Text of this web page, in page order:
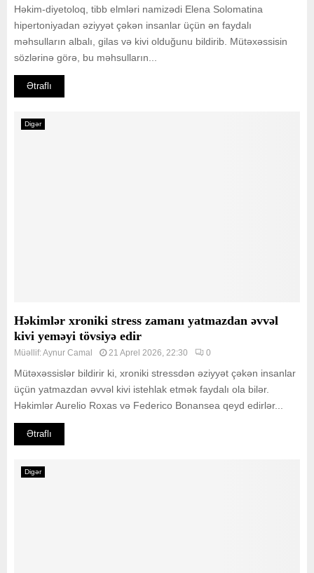
Həkim-diyetoloq, tibb elmləri namizədi Elena Solomatina
hipertoniyadan əziyyət çəkən insanlar üçün ən faydalı
məhsulların albalı, gilas və kivi olduğunu bildirib. Mütəxəssisin
sözlərinə görə, bu məhsulların...
Ətraflı
Digər
Həkimlər xroniki stress zamanı yatmazdan əvvəl
kivi yeməyi tövsiyə edir
Müəllif:Aynur Camal 21 Aprel 2026, 22:30 0
Mütəxəssislər bildirir ki, xroniki stressdən əziyyət çəkən insanlar
üçün yatmazdan əvvəl kivi istehlak etmək faydalı ola bilər.
Həkimlər Aurelio Roxas və Federico Bonansea qeyd edirlər...
Ətraflı
Digər